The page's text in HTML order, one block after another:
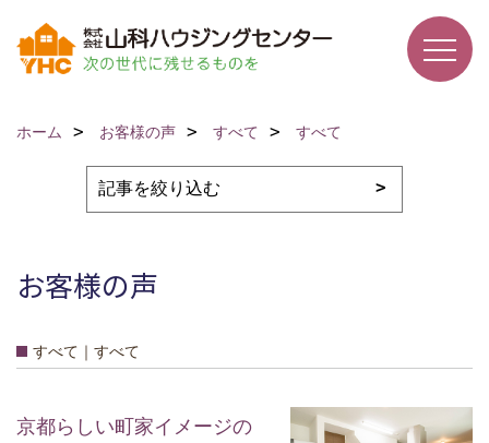
ホーム お客様の声 すべて すべて
お客様の声
すべて｜すべて
京都らしい町家イメージの